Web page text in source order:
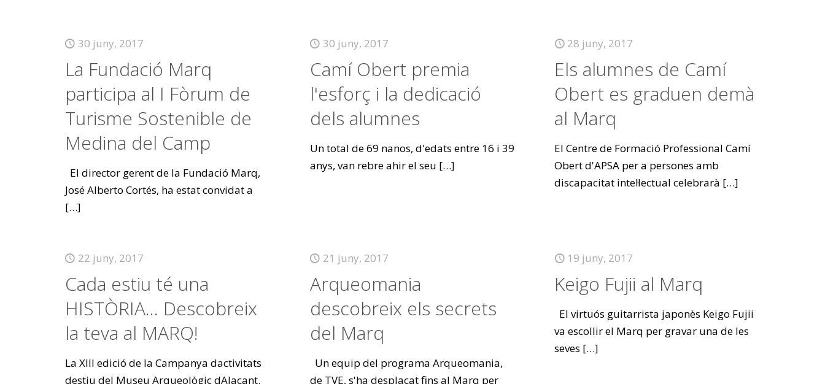
30 juny, 2017
La Fundació Marq
participa al I Fòrum de
Turisme Sostenible de
Medina del Camp
El director gerent de la Fundació Marq,
José Alberto Cortés, ha estat convidat a
[…]
30 juny, 2017
Camí Obert premia
l'esforç i la dedicació
dels alumnes
Un total de 69 nanos, d'edats entre 16 i 39
anys, van rebre ahir el seu […]
28 juny, 2017
Els alumnes de Camí
Obert es graduen demà
al Marq
El Centre de Formació Professional Camí
Obert d'APSA per a persones amb
discapacitat intel·lectual celebrarà […]
22 juny, 2017
Cada estiu té una
HISTÒRIA… Descobreix
la teva al MARQ!
La XIII edició de la Campanya dactivitats
destiu del Museu Arqueològic dAlacant.
21 juny, 2017
Arqueomania
descobreix els secrets
del Marq
Un equip del programa Arqueomania,
de TVE, s'ha desplaçat fins al Marq per
19 juny, 2017
Keigo Fujii al Marq
El virtuós guitarrista japonès Keigo Fujii
va escollir el Marq per gravar una de les
seves […]